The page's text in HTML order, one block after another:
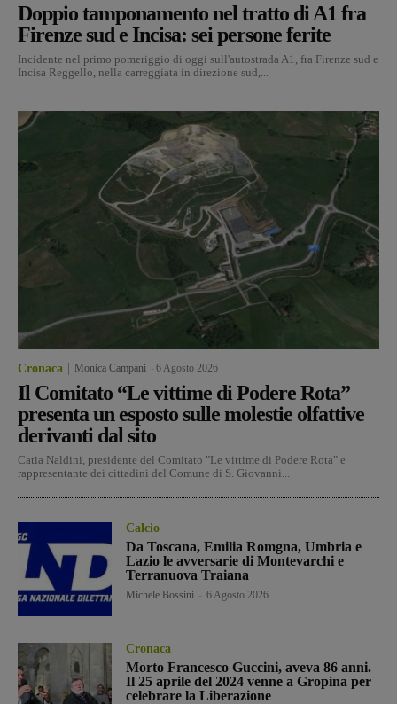
Doppio tamponamento nel tratto di A1 fra
Firenze sud e Incisa: sei persone ferite
Incidente nel primo pomeriggio di oggi sull'autostrada A1, fra Firenze sud e
Incisa Reggello, nella carreggiata in direzione sud,...
Cronaca Monica Campani 6 Agosto 2026
Il Comitato “Le vittime di Podere Rota”
presenta un esposto sulle molestie olfattive
derivanti dal sito
Catia Naldini, presidente del Comitato "Le vittime di Podere Rota" e
rappresentante dei cittadini del Comune di S. Giovanni...
Calcio
Da Toscana, Emilia Romgna, Umbria e
Lazio le avversarie di Montevarchi e
Terranuova Traiana
Michele Bossini 6 Agosto 2026
Cronaca
Morto Francesco Guccini, aveva 86 anni.
Il 25 aprile del 2024 venne a Gropina per
celebrare la Liberazione